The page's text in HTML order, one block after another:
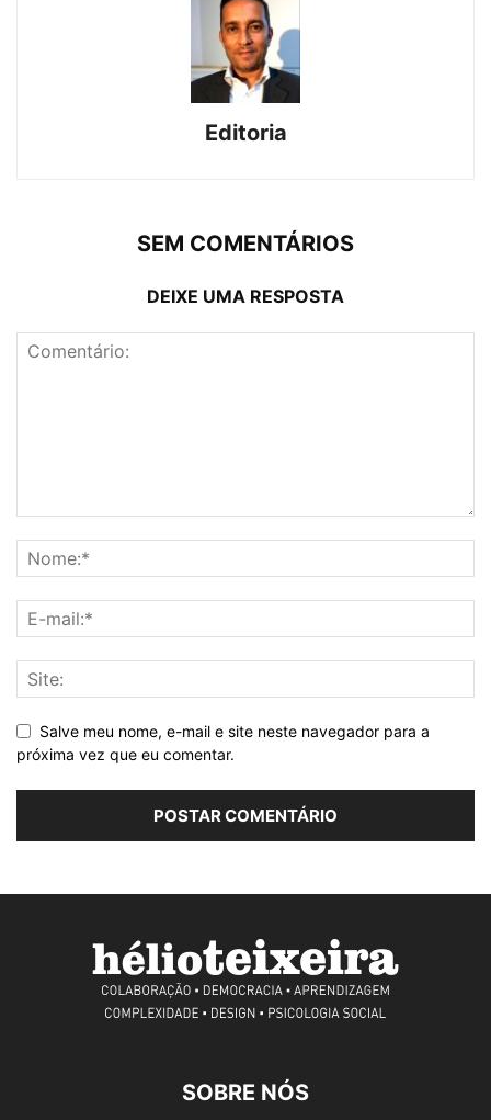
Editoria
SEM COMENTÁRIOS
DEIXE UMA RESPOSTA
Salve meu nome, e-mail e site neste navegador para a
próxima vez que eu comentar.
SOBRE NÓS